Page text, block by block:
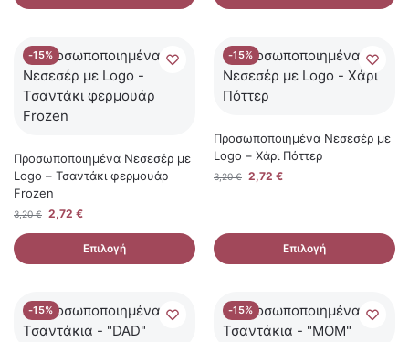
-15%
Προσωποποιημένα Νεσεσέρ με
Logo – Τσαντάκι φερμουάρ
Frozen
3,20€ 2,72 €
Επιλογή
-15%
Προσωποποιημένα Νεσεσέρ με
Logo – Χάρι Πόττερ
3,20€ 2,72 €
Επιλογή
-15% -15%